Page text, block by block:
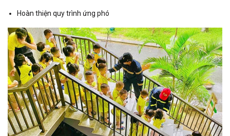
Hoàn thiện quy trình ứng phó